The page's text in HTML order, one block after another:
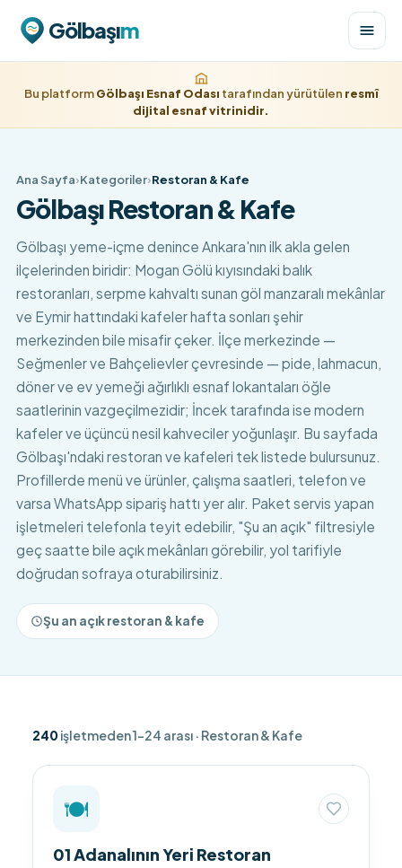
Gölbaşım
Bu platform Gölbaşı Esnaf Odası tarafından yürütülen resmî
dijital esnaf vitrinidir.
Ana Sayfa›Kategoriler›Restoran & Kafe
GölbaşıRestoran & Kafe
Gölbaşı yeme-içme denince Ankara'nın ilk akla gelen
ilçelerinden biridir: Mogan Gölü kıyısındaki balık
restoranları, serpme kahvaltı sunan göl manzaralı mekânlar
ve Eymir hattındaki kafeler hafta sonları şehir
merkezinden bile misafir çeker. İlçe merkezinde —
Seğmenler ve Bahçelievler çevresinde — pide, lahmacun,
döner ve ev yemeği ağırlıklı esnaf lokantaları öğle
saatlerinin vazgeçilmezidir; İncek tarafında ise modern
kafeler ve üçüncü nesil kahveciler yoğunlaşır. Bu sayfada
Gölbaşı'ndaki restoran ve kafeleri tek listede bulursunuz.
Profillerde menü ve ürünler, çalışma saatleri, telefon ve
varsa WhatsApp sipariş hattı yer alır. Paket servis yapan
işletmeleri telefonla teyit edebilir, "Şu an açık" filtresiyle
geç saatte bile açık mekânları görebilir, yol tarifiyle
doğrudan sofraya oturabilirsiniz.
Şu an açık restoran & kafe
240işletmeden 1–24 arası · Restoran & Kafe
🍽️
01 Adanalının Yeri Restoran